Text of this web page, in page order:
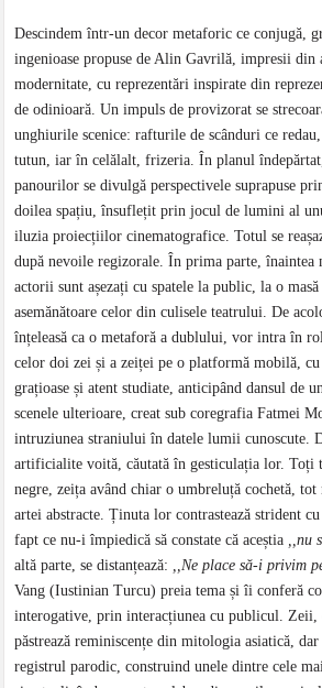
Descindem într-un decor metaforic ce conjugă,
ingenioase propuse de Alin Gavrilă, impresii din
modernitate, cu reprezentări inspirate din
de odinioară. Un impuls de provizorat se
unghiurile scenice: rafturile de scânduri ce
tutun, iar în celălalt, frizeria. În planul
panourilor se divulgă perspectivele suprapuse
doilea spațiu, însuflețit prin jocul de lumini al
iluzia proiecțiilor cinematografice. Totul se
după nevoile regizorale. În prima parte, înaintea
actorii sunt așezați cu spatele la public, la o
asemănătoare celor din culisele teatrului. De
înțeleasă ca o metaforă a dublului, vor intra în
celor doi zei și a zeiței pe o platformă mobilă,
grațioase și atent studiate, anticipând dansul de
scenele ulterioare, creat sub coregrafia Fatmei
intruziunea straniului în datele lumii cunoscute.
artificialite voită, căutată în gesticulația lor. Toți
negre, zeița având chiar o umbreluță cochetă,
artei abstracte. Ținuta lor contrastează strident
fapt ce nu-i împiedică să constate că aceștia ,,nu
altă parte, se distanțează: ,,Ne place să-i privim
Vang (Iustinian Turcu) preia tema și îi conferă
interogative, prin interacțiunea cu publicul.
păstrează reminiscențe din mitologia asiatică,
registrul parodic, construind unele dintre cele